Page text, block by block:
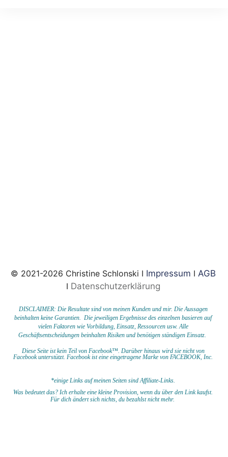
© 2021-2026 Christine Schlonski I Impressum I AGB
I Datenschutzerklärung
DISCLAIMER: Die Resultate sind von meinen Kunden und mir. Die Aussagen
beinhalten keine Garantien. Die jeweiligen Ergebnisse des einzelnen basieren auf
vielen Faktoren wie Vorbildung, Einsatz, Ressourcen usw.Alle
Geschäftsentscheidungen beinhalten Risiken und benötigen ständigen Einsatz.
Diese Seite ist kein Teil von Facebook™. Darüber hinaus wird sie nicht von
Facebook unterstützt. Facebook ist eine eingetragene Marke von FACEBOOK, Inc.
*einige Links auf meinen Seiten sind Affiliate-Links.
Was bedeutet das? Ich erhalte eine kleine Provision, wenn du über den Link kaufst.
Für dich ändert sich nichts, du bezahlst nicht mehr.